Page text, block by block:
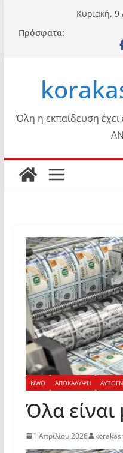
περιεχόμενο
Κυριακή,
Πρόσφατα:
Όλη η εκπαίδευση
NWO ΑΠΟΚΑΛΥΨΗ
Όλα είναι
1 Απριλίου 2026